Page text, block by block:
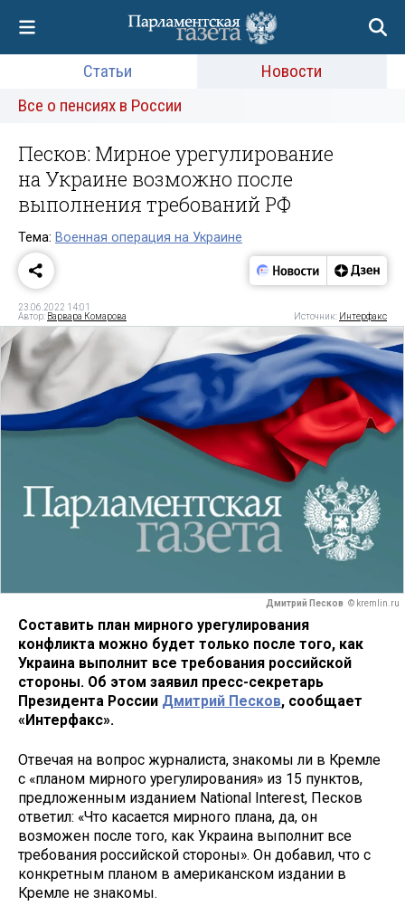
Статьи
Новости
Все о пенсиях в России
Песков: Мирное урегулирование
на Украине возможно после
выполнения требований РФ
Тема: Военная операция на Украине
23.06.2022 14:01
Автор: Варвара Комарова Источник: Интерфакс
Дмитрий Песков © kremlin.ru
Составить план мирного урегулирования
конфликта можно будет только после того, как
Украина выполнит все требования российской
стороны. Об этом заявил пресс-секретарь
Президента России Дмитрий Песков, сообщает
«Интерфакс».
Отвечая на вопрос журналиста, знакомы ли в Кремле
с «планом мирного урегулирования» из 15 пунктов,
предложенным изданием National Interest, Песков
ответил: «Что касается мирного плана, да, он
возможен после того, как Украина выполнит все
требования российской стороны». Он добавил, что с
конкретным планом в американском издании в
Кремле не знакомы.